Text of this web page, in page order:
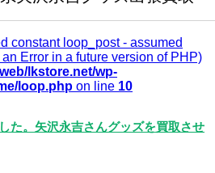
constant loop_post - assumed
Error in a future version of PHP)
lkstore.net/wp-
loop.php on line 10
た。矢沢永吉さんグッズを買取させ